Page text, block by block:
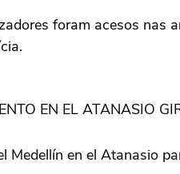
foram acesos nas
EN EL ATANASIO
Medellín en el Atanasio